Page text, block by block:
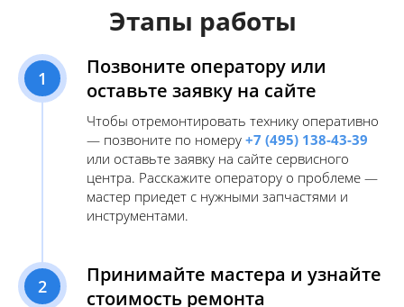
Этапы работы
1
Позвоните оператору или
оставьте заявку на сайте
Чтобы отремонтировать технику оперативно
— позвоните по номеру +7 (495) 138-43-39
или оставьте заявку на сайте сервисного
центра. Расскажите оператору о проблеме —
мастер приедет с нужными запчастями и
инструментами.
2
Принимайте мастера и узнайте
стоимость ремонта